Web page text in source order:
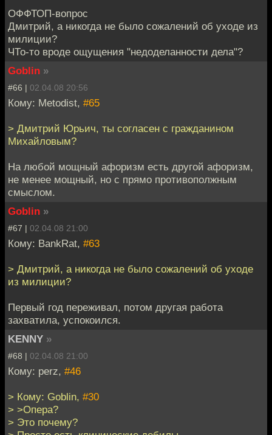
ОФФТОП-вопрос
Дмитрий, а никогда не было сожалений об уходе из
милиции?
ЧТо-то вроде ощущения "недоделанности дела"?
Goblin »
#66 | 02.04.08 20:56
Кому: Metodist, #65
> Дмитрий Юрьич, ты согласен с гражданином
Михайловым?
На любой мощный афоризм есть другой афоризм,
не менее мощный, но с прямо противополжным
смыслом.
Goblin »
#67 | 02.04.08 21:00
Кому: BankRat, #63
> Дмитрий, а никогда не было сожалений об уходе
из милиции?
Первый год переживал, потом другая работа
захватила, успокоился.
KENNY »
#68 | 02.04.08 21:00
Кому: perz, #46
> Кому: Goblin, #30
> >Опера?
> Это почему?